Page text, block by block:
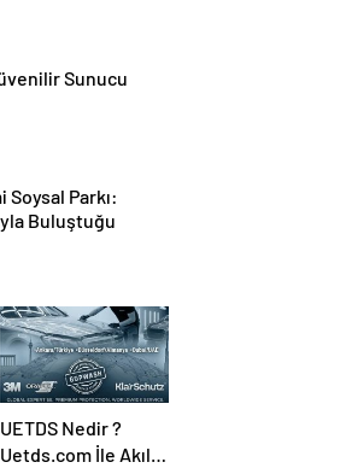
Sunucu
Soysal Parkı:
Buluştuğu
UETDS Nedir ?
Uetds.com İle Akıllı